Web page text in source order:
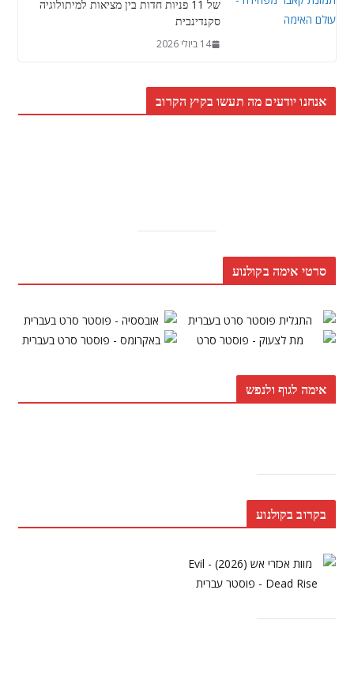
של 11 פניות חדות בין מציאות למיתולוגיה
סקנדינבית
14 ביולי 2026
אנחנו יודעים מה תעשו בקיץ הקרוב
סרטי אימה בקולנוע
אימה לגוף ולנפש
בקרוב בקולנוע